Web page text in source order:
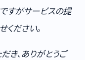
すがサービスの提
ださい。
、ありがとうご